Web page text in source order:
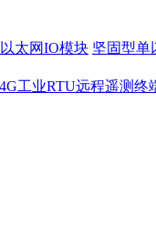
太网IO模块 坚固型单
4G工业RTU远程遥测终